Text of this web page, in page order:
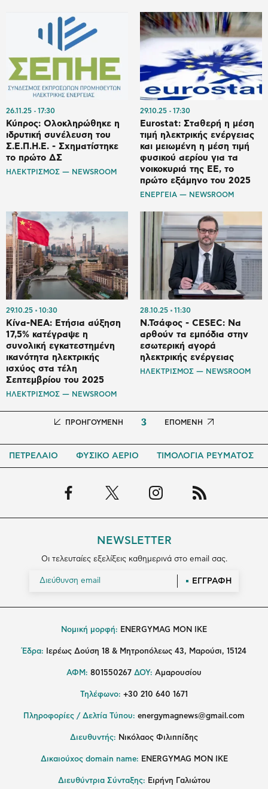
26.11.25 17:30
Κύπρος: Ολοκληρώθηκε η
ιδρυτική συνέλευση του
Σ.Ε.Π.Η.Ε. - Σχηματίστηκε
το πρώτο ΔΣ
ΗΛΕΚΤΡΙΣΜΟΣ — NEWSROOM
29.10.25 17:30
Eurostat: Σταθερή η μέση
τιμή ηλεκτρικής ενέργειας
και μειωμένη η μέση τιμή
φυσικού αερίου για τα
νοικοκυριά της ΕΕ, το
πρώτο εξάμηνο του 2025
ΕΝΕΡΓΕΙΑ — NEWSROOM
29.10.25 10:30
Κίνα-ΝΕΑ: Ετήσια αύξηση
17,5% κατέγραψε η
συνολική εγκατεστημένη
ικανότητα ηλεκτρικής
ισχύος στα τέλη
Σεπτεμβρίου του 2025
ΗΛΕΚΤΡΙΣΜΟΣ — NEWSROOM
28.10.25 11:30
Ν.Τσάφος - CESEC: Να
αρθούν τα εμπόδια στην
εσωτερική αγορά
ηλεκτρικής ενέργειας
ΗΛΕΚΤΡΙΣΜΟΣ — NEWSROOM
Προηγούμενη
ΠΡΟΗΓΟΥΜΕΝΗ 3
Next
ΕΠΟΜΕΝΗ
ΠΕΤΡΕΛΑΙΟ ΦΥΣΙΚΟ ΑΕΡΙΟ ΤΙΜΟΛΟΓΙΑ ΡΕΥΜΑΤΟΣ
NEWSLETTER
Οι τελευταίες εξελίξεις καθημερινά στο email σας.
ΕΓΓΡΑΦΗ
Νομική μορφή: ENERGYMAG MON IKE
Έδρα: Ιερέως Δούση 18 & Μητροπόλεως 43, Μαρούσι, 15124
ΑΦΜ: 801550267 ΔΟΥ: Αμαρουσίου
Τηλέφωνο: +30 210 640 1671
Πληροφορίες / Δελτία Τύπου: energymagnews@gmail.com
Διευθυντής: Νικόλαος Φιλιππίδης
Δικαιούχος domain name: ENERGYMAG ΜΟΝ ΙΚΕ
Διευθύντρια Σύνταξης: Ειρήνη Γαλιώτου